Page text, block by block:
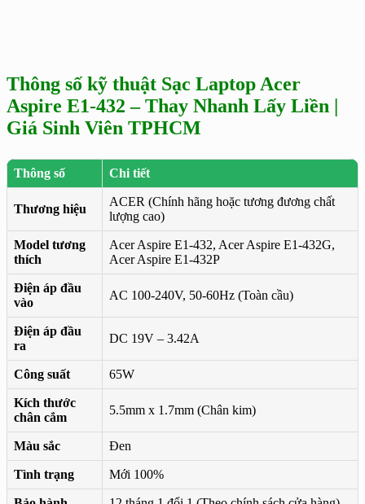
Thông số kỹ thuật Sạc Laptop Acer
Aspire E1-432 – Thay Nhanh Lấy Liền |
Giá Sinh Viên TPHCM
Thông số Chi tiết
Thương hiệu
ACER (Chính hãng hoặc tương đương chất
lượng cao)
Model tương
thích
Acer Aspire E1-432, Acer Aspire E1-432G,
Acer Aspire E1-432P
Điện áp đầu
vào
AC 100-240V, 50-60Hz (Toàn cầu)
Điện áp đầu
ra
DC 19V – 3.42A
Công suất 65W
Kích thước
chân cắm
5.5mm x 1.7mm (Chân kim)
Màu sắc Đen
Tình trạng Mới 100%